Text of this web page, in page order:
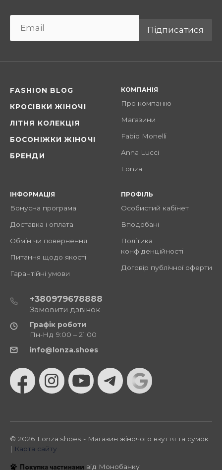
Підписатися
FASHION BLOG
КРОСІВКИ ЖІНОЧІ
ЛІТНЯ КОЛЕКЦІЯ
БОСОНІЖКИ ЖІНОЧІ
БРЕНДИ
КОМПАНІЯ
Про компанію
Магазини
Fabio Monelli
Anna Lucci
Lonza
ІНФОРМАЦІЯ
Бонусна програма
Доставка і оплата
Обмін чи повернення
Питання щодо якості
Гарантійні умови
ПРОФІЛЬ
Особистий кабінет
Вподобані
Політика
конфіденційності
Договір публічної оферти
+380979678888
Замовити дзвінок
Графік роботи
Пн-Нд 9:00 – 21:00
info@lonza.shoes
© 2026 Lonza.shoes - Магазин жіночого взуття та сумок
| Карта сайту
від Монобанку